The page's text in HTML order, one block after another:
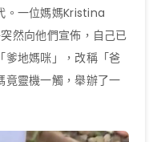
。一位媽媽Kristina
然向他們宣佈，自己已
爹地媽咪」，改稱「爸
竟靈機一觸，舉辦了一